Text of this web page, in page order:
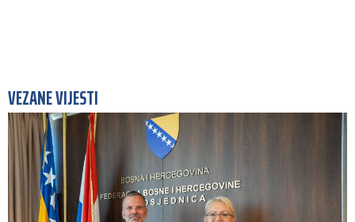
VEZANE VIJESTI